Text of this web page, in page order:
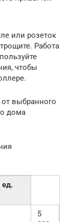
или розеток
Работа
чтобы
выбранного
дома
ед.
5